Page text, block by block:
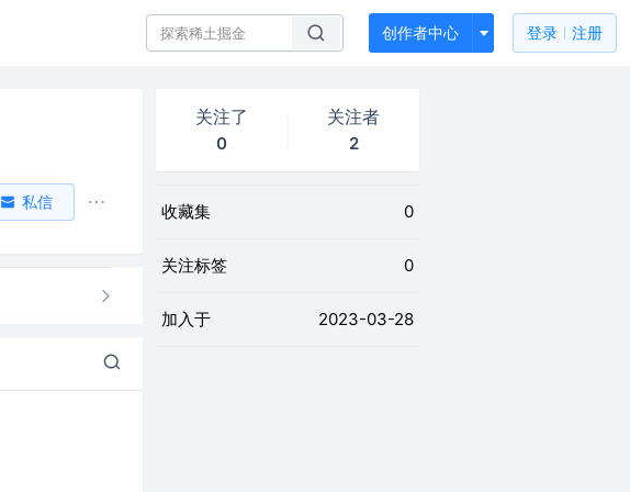
创作者中心 登录 注册
私信
关注了
0
关注者
2
收藏集 0
关注标签 0
加入于 2023-03-28